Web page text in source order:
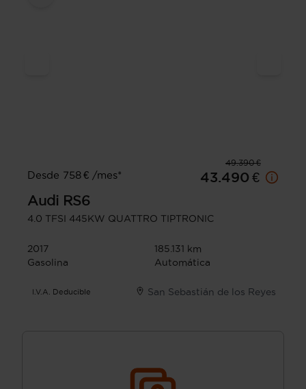
49.390 €
Desde 758 € /mes*
43.490 €
Audi RS6
4.0 TFSI 445KW QUATTRO TIPTRONIC
2017
185.131 km
Gasolina
Automática
I.V.A. Deducible San Sebastián de los Reyes